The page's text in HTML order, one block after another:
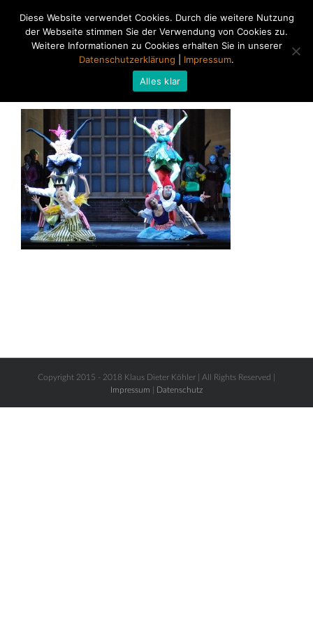
Copyright 2015 - 2018 Klaus Dieter Köhler | All Rights Reserved |
Impressum
Datenschutz
Diese Website verwendet Cookies. Durch die weitere Nutzung
der Webseite stimmen Sie der Verwendung von Cookies zu.
Weitere Informationen zu Cookies erhalten Sie in unserer
Datenschutzerklärung
Impressum.
Alles klar